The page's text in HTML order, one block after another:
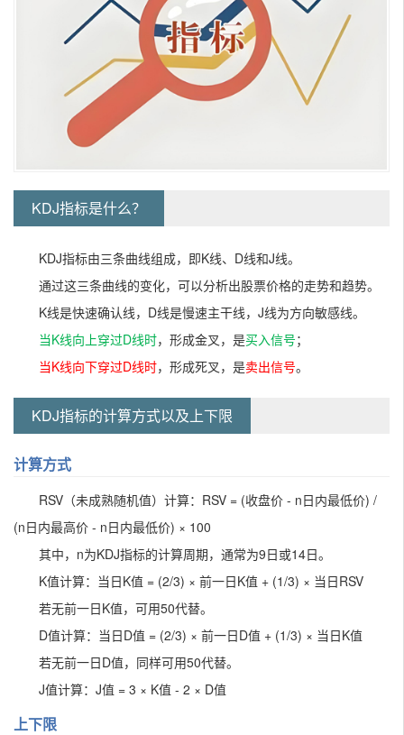
KDJ指标是什么？
KDJ指标由三条曲线组成，即K线、D线和J线。
通过这三条曲线的变化，可以分析出股票价格的走势和趋势。
K线是快速确认线，D线是慢速主干线，J线为方向敏感线。
当K线向上穿过D线时，形成金叉，是买入信号；
当K线向下穿过D线时，形成死叉，是卖出信号。
KDJ指标的计算方式以及上下限
计算方式
RSV（未成熟随机值）计算：RSV = (收盘价 - n日内最低价) /
(n日内最高价 - n日内最低价) × 100
其中，n为KDJ指标的计算周期，通常为9日或14日。
K值计算：当日K值 = (2/3) × 前一日K值 + (1/3) × 当日RSV
若无前一日K值，可用50代替。
D值计算：当日D值 = (2/3) × 前一日D值 + (1/3) × 当日K值
若无前一日D值，同样可用50代替。
J值计算：J值 = 3 × K值 - 2 × D值
上下限